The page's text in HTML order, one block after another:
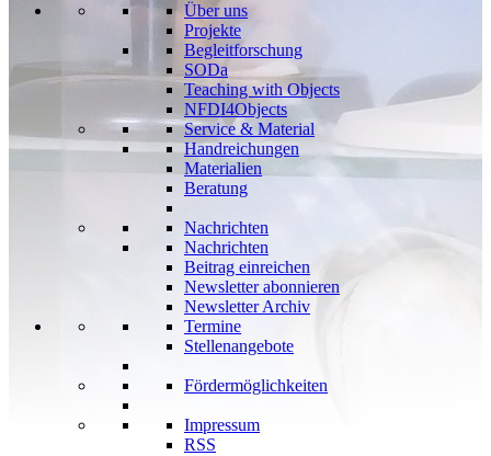
Über uns
Projekte
Begleitforschung
SODa
Teaching with Objects
NFDI4Objects
Service & Material
Handreichungen
Materialien
Beratung
Nachrichten
Nachrichten
Beitrag einreichen
Newsletter abonnieren
Newsletter Archiv
Termine
Stellenangebote
Fördermöglichkeiten
Impressum
RSS